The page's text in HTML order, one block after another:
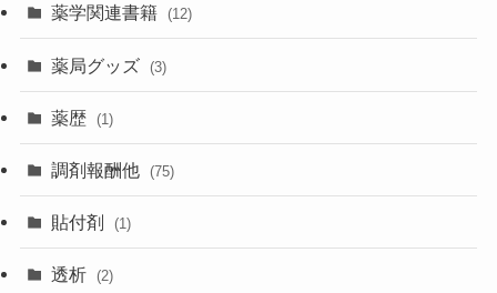
薬学関連書籍 (12)
薬局グッズ (3)
薬歴 (1)
調剤報酬他 (75)
貼付剤 (1)
透析 (2)